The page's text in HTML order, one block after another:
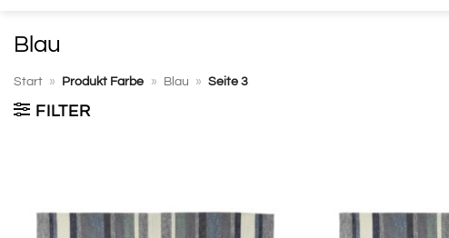
Blau
Start » Produkt Farbe » Blau » Seite 3
FILTER